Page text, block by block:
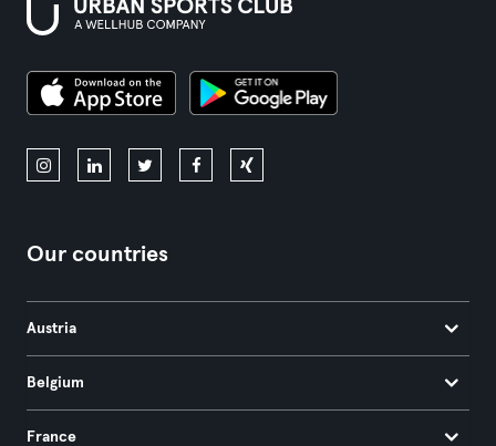
Our countries
Austria
Belgium
France